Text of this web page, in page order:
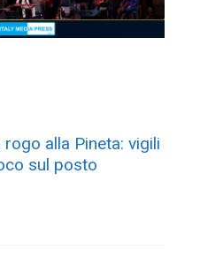
rogo alla Pineta: vigili
sul posto